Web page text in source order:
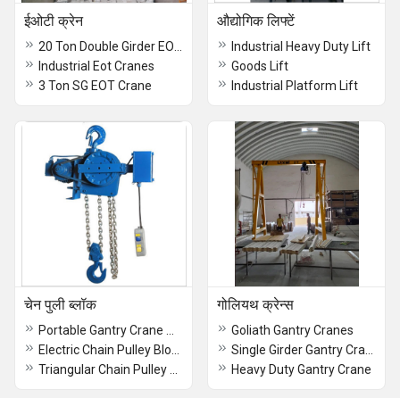
ईओटी क्रेन
Industrial Eot Cranes
3 Ton SG EOT Crane
औद्योगिक लिफ्टें
Industrial Heavy Duty Lift
Goods Lift
Industrial Platform Lift
चेन पुली ब्लॉक गोलियथ क्रेन्स
Goliath Gantry Cranes
Heavy Duty Gantry Crane